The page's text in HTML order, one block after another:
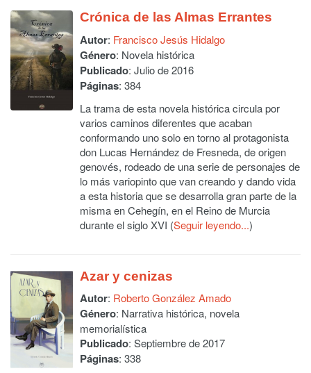
Crónica de las Almas Errantes
Autor: Francisco Jesús Hidalgo
Género: Novela histórica
Publicado: Julio de 2016
Páginas: 384
La trama de esta novela histórica circula por
varios caminos diferentes que acaban
conformando uno solo en torno al protagonista
don Lucas Hernández de Fresneda, de origen
genovés, rodeado de una serie de personajes de
lo más variopinto que van creando y dando vida
a esta historia que se desarrolla gran parte de la
misma en Cehegín, en el Reino de Murcia
durante el siglo XVI (Seguir leyendo...)
Azar y cenizas
Autor: Roberto González Amado
Género: Narrativa histórica, novela
memorialística
Publicado: Septiembre de 2017
Páginas: 338